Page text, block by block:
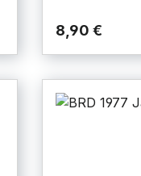
8,90 €